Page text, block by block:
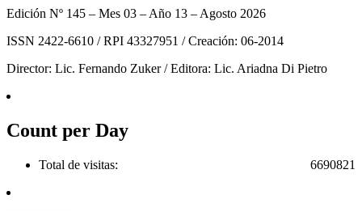
Edición Nº 145 – Mes 03 – Año 13 – Agosto 2026
ISSN 2422-6610 / RPI 43327951 / Creación: 06-2014
Director: Lic. Fernando Zuker / Editora: Lic. Ariadna Di Pietro
Count per Day
6690821
Total de visitas: